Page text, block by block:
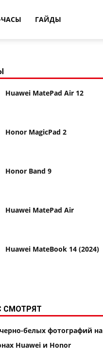
ЧАСЫ ГАЙДЫ
Huawei MatePad Air 12
Honor MagicPad 2
Honor Band 9
Huawei MatePad Air
Huawei MateBook 14 (2024)
СМОТРЯТ
белых фотографий на
Huawei и Honor